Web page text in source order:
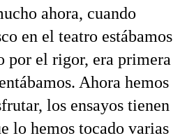
ahora, cuando
en el teatro estábamos
por el rigor, era primera
Ahora hemos
los ensayos tienen
lo hemos tocado varias